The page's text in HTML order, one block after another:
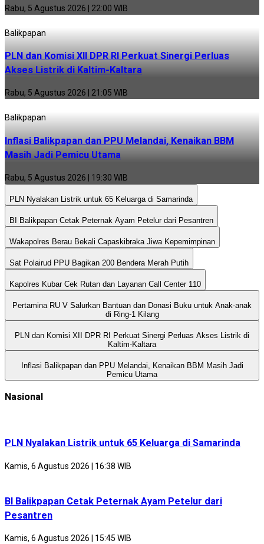
Rabu, 5 Agustus 2026 | 22:00 WIB
Balikpapan
PLN dan Komisi XII DPR RI Perkuat Sinergi Perluas
Akses Listrik di Kaltim-Kaltara
Rabu, 5 Agustus 2026 | 21:05 WIB
Balikpapan
Inflasi Balikpapan dan PPU Melandai, Kenaikan BBM
Masih Jadi Pemicu Utama
Rabu, 5 Agustus 2026 | 19:30 WIB
PLN Nyalakan Listrik untuk 65 Keluarga di Samarinda
BI Balikpapan Cetak Peternak Ayam Petelur dari Pesantren
Wakapolres Berau Bekali Capaskibraka Jiwa Kepemimpinan
Sat Polairud PPU Bagikan 200 Bendera Merah Putih
Kapolres Kubar Cek Rutan dan Layanan Call Center 110
Pertamina RU V Salurkan Bantuan dan Donasi Buku untuk Anak-anak
di Ring-1 Kilang
PLN dan Komisi XII DPR RI Perkuat Sinergi Perluas Akses Listrik di
Kaltim-Kaltara
Inflasi Balikpapan dan PPU Melandai, Kenaikan BBM Masih Jadi
Pemicu Utama
Nasional
PLN Nyalakan Listrik untuk 65 Keluarga di Samarinda
Kamis, 6 Agustus 2026 | 16:38 WIB
BI Balikpapan Cetak Peternak Ayam Petelur dari
Pesantren
Kamis, 6 Agustus 2026 | 15:45 WIB